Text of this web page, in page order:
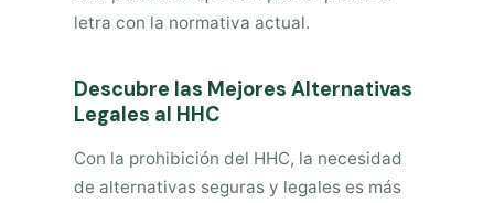
letra con la normativa actual.
Descubre las Mejores Alternativas
Legales al HHC
Con la prohibición del HHC, la necesidad
de alternativas seguras y legales es más